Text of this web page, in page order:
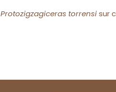
Protozigzagiceras torrensisur